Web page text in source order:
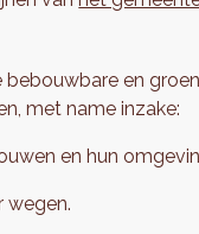
en
met name inzake:
en hun
wegen.